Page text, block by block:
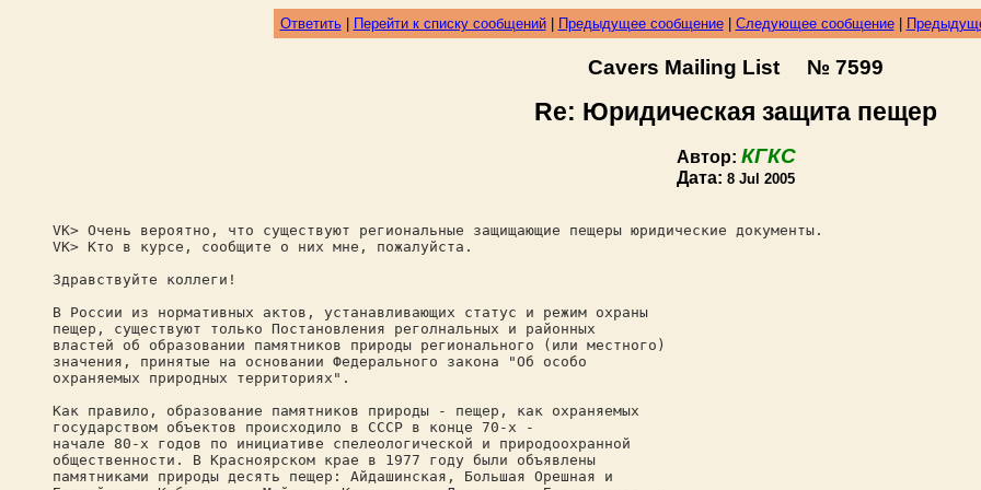
Ответить| Перейти к списку сообщений| Предыдущее сообщение| Следующее сообщение|
Cavers Mailing List № 7599
Re: Юридическая защита пещер
Автор: КГКС
Дата: 8 Jul 2005
VK> Очень вероятно, что существуют региональные защищающие пещеры юридические документы.
VK> Кто в курсе, сообщите о них мне, пожалуйста.
Здравствуйте коллеги!
В России из нормативных актов, устанавливающих статус и режим охраны
пещер, существуют только Постановления реголнальных и районных
властей об образовании памятников природы регионального (или местного)
значения, принятые на основании Федерального закона "Об особо
охраняемых природных территориях".
Как правило, образование памятников природы - пещер, как охраняемых
государством объектов происходило в СССР в конце 70-х -
начале 80-х годов по инициативе спелеологической и природоохранной
общественности. В Красноярском крае в 1977 году были объявлены
памятниками природы десять пещер: Айдашинская, Большая Орешная и